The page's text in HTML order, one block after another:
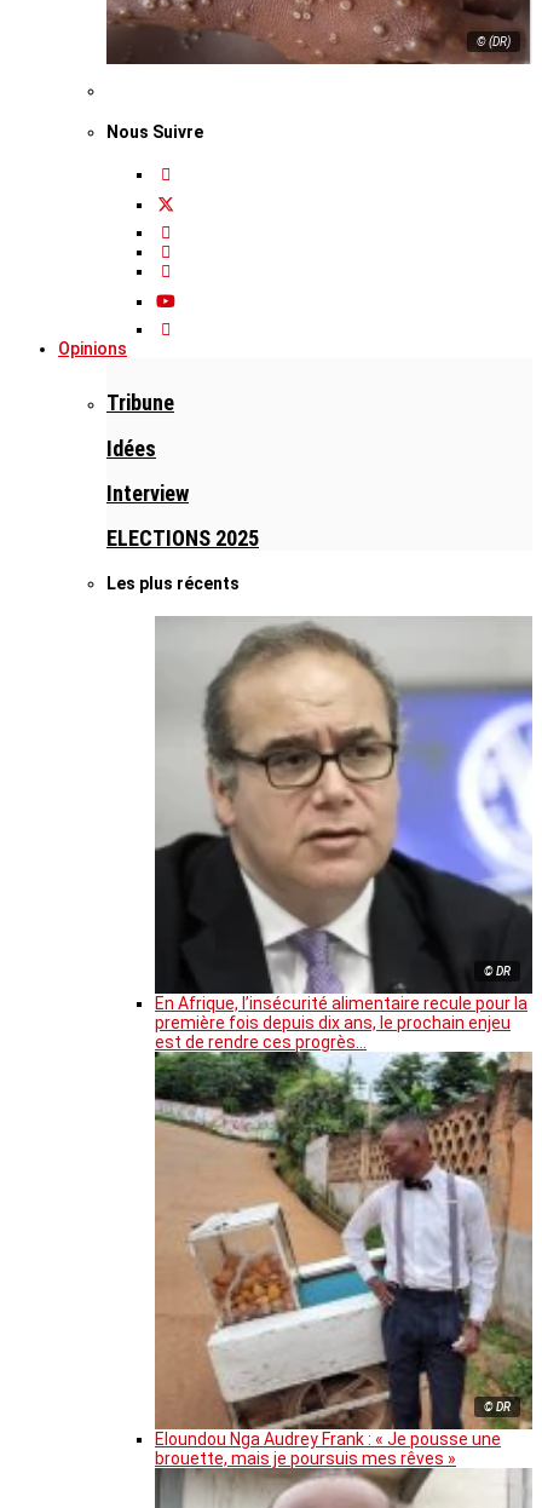
© (DR)
Nous Suivre
Opinions
Tribune
Idées
Interview
ELECTIONS 2025
Les plus récents
© DR
En Afrique, l’insécurité alimentaire recule pour la
première fois depuis dix ans, le prochain enjeu
est de rendre ces progrès…
© DR
Eloundou Nga Audrey Frank : « Je pousse une
brouette, mais je poursuis mes rêves »